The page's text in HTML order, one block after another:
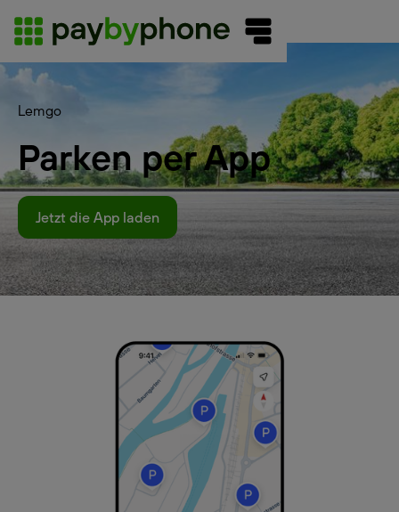
Lemgo
Parken per App
Jetzt die App laden